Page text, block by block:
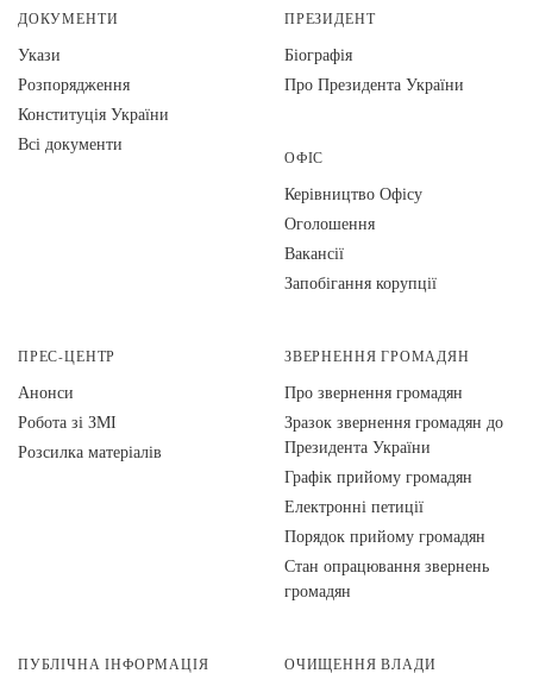
ДОКУМЕНТИ
Укази
Розпорядження
Конституція України
Всі документи
ПРЕЗИДЕНТ
Біографія
Про Президента України
ОФІС
Керівництво Офісу
Оголошення
Вакансії
Запобігання корупції
ПРЕС-ЦЕНТР
Анонси
Робота зі ЗМІ
Розсилка матеріалів
ЗВЕРНЕННЯ ГРОМАДЯН
Про звернення громадян
Зразок звернення громадян до
Президента України
Графік прийому громадян
Електронні петиції
Порядок прийому громадян
Стан опрацювання звернень
громадян
ПУБЛІЧНА ІНФОРМАЦІЯ ОЧИЩЕННЯ ВЛАДИ